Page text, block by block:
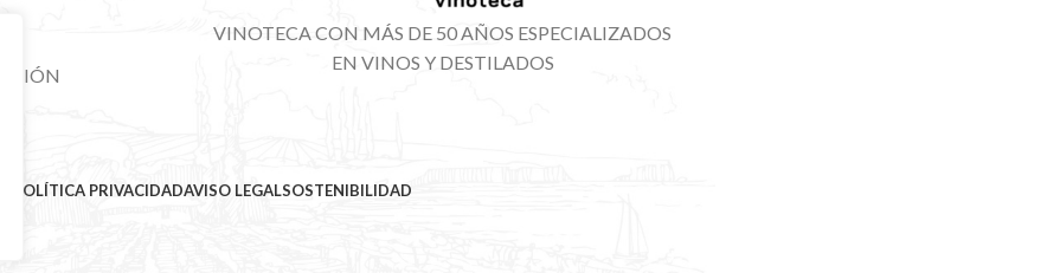
VINOTECA CON MÁS DE 50 AÑOS ESPECIALIZADOS
EN VINOS Y DESTILADOS
POLÍTICA PRIVACIDADAVISO LEGALSOSTENIBILIDAD